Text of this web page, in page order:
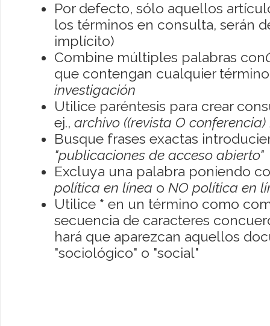
Por defecto, sólo aquellos
los términos en consulta, serán
implícito)
Combine múltiples palabras con
que contengan cualquier
investigación
Utilice paréntesis para crear
ej., archivo ((revista O conferencia)
Busque frases exactas
"publicaciones de acceso abierto"
Excluya una palabra poniendo
política en línea o NO política en
Utilice * en un término como
secuencia de caracteres
hará que aparezcan aquellos
"sociológico" o "social"